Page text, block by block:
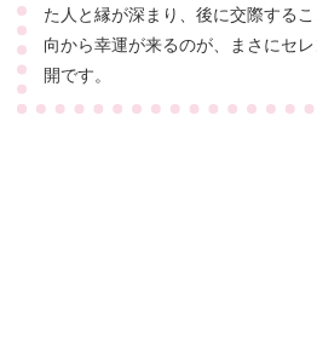
た人と縁が深まり、後に交際する
向から幸運が来るのが、まさにセ
開です。